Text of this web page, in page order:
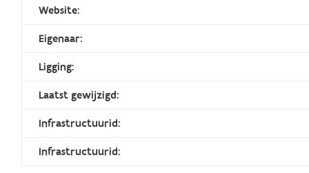
Website:
Eigenaar:
Ligging:
Laatst gewijzigd:
Infrastructuurid:
Infrastructuurid: